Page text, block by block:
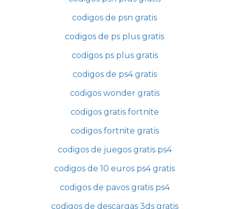
codigos de psn gratis
codigos de ps plus gratis
codigos ps plus gratis
codigos de ps4 gratis
codigos wonder gratis
codigos gratis fortnite
codigos fortnite gratis
codigos de juegos gratis ps4
codigos de 10 euros ps4 gratis
codigos de pavos gratis ps4
codigos de descargas 3ds gratis